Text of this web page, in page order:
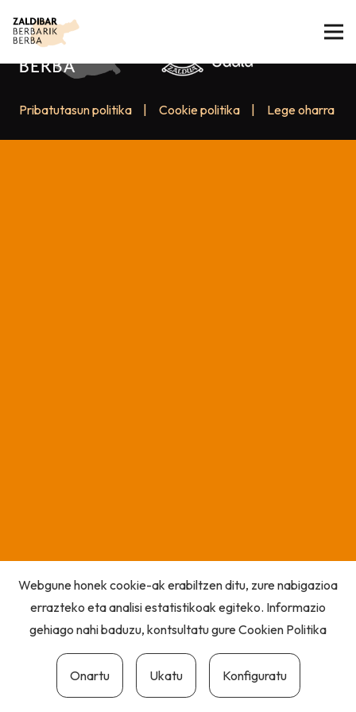
Pribatutasun politika Cookie politika Lege oharra
Webgune honek cookie-ak erabiltzen ditu, zure nabigazioa
errazteko eta analisi estatistikoak egiteko. Informazio
gehiago nahi baduzu, kontsultatu gureCookien Politika
Onartu Ukatu Konfiguratu